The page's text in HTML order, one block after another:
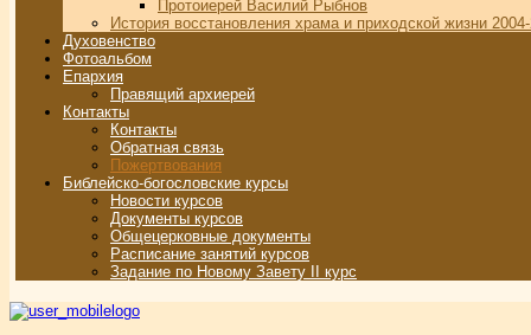
Протоиерей Василий Рыбнов
История восстановления храма и приходской жизни
Духовенство
Фотоальбом
Епархия
Правящий архиерей
Контакты
Контакты
Обратная связь
Пожертвования
Библейско-богословские курсы
Новости курсов
Документы курсов
Общецерковные документы
Расписание занятий курсов
Задание по Новому Завету II курс